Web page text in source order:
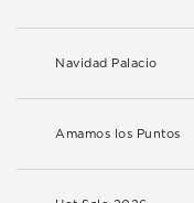
Navidad Palacio
Amamos los Puntos